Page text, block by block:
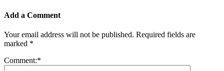
Add a Comment
Your email address will not be published. Required fields are
marked *
Comment:*